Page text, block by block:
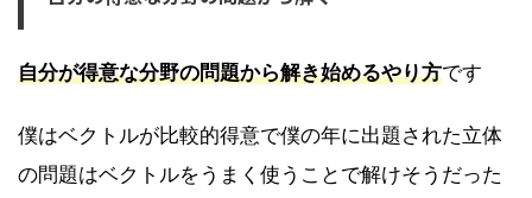
自分が得意な分野の問題から解き始めるやり方です
僕はベクトルが比較的得意で僕の年に出題された立体
の問題はベクトルをうまく使うことで解けそうだった